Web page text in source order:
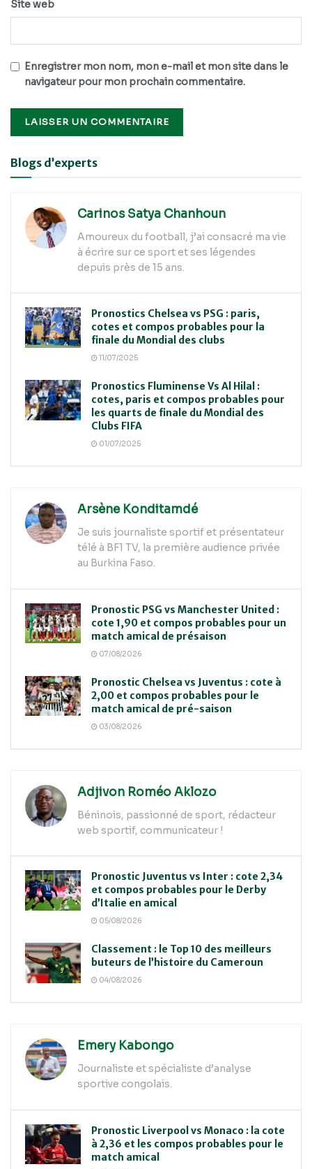
Site web
Enregistrer mon nom, mon e-mail et mon site dans le
navigateur pour mon prochain commentaire.
Alternative:
Blogs d’experts
Carinos Satya Chanhoun
Amoureux du football, j’ai consacré ma vie
à écrire sur ce sport et ses légendes
depuis près de 15 ans.
Pronostics Chelsea vs PSG : paris,
cotes et compos probables pour la
finale du Mondial des clubs
11/07/2025
Pronostics Fluminense Vs Al Hilal :
cotes, paris et compos probables pour
les quarts de finale du Mondial des
Clubs FIFA
01/07/2025
Arsène Konditamdé
Je suis journaliste sportif et présentateur
télé à BF1 TV, la première audience privée
au Burkina Faso.
Pronostic PSG vs Manchester United :
cote 1,90 et compos probables pour un
match amical de présaison
07/08/2026
Pronostic Chelsea vs Juventus : cote à
2,00 et compos probables pour le
match amical de pré-saison
03/08/2026
Adjivon Roméo Aklozo
Béninois, passionné de sport, rédacteur
web sportif, communicateur !
Pronostic Juventus vs Inter : cote 2,34
et compos probables pour le Derby
d’Italie en amical
05/08/2026
Classement : le Top 10 des meilleurs
buteurs de l’histoire du Cameroun
04/08/2026
Emery Kabongo
Journaliste et spécialiste d’analyse
sportive congolais.
Pronostic Liverpool vs Monaco : la cote
à 2,36 et les compos probables pour le
match amical